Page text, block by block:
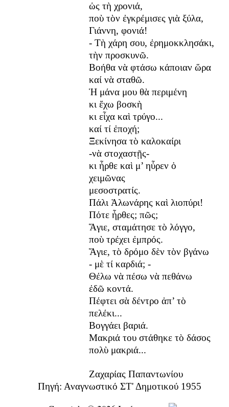
ὡς τὴ χρονιά,
ποὺ τὸν ἐγκρέμισες γιὰ ξύλα,
Γιάννη, φονιά!
- Τὴ χάρη σου, ἐρημοκκλησάκι,
τὴν προσκυνῶ.
Βοήθα νὰ φτάσω κάποιαν ὥρα
καί νὰ σταθῶ.
Ἡ μάνα μου θὰ περιμένη
κι ἔχω βοσκὴ
κι εἶχα καὶ τρύγο...
καί τί ἐποχή;
Ξεκίνησα τὸ καλοκαίρι
-νὰ στοχαστῇς-
κι ἦρθε καὶ μ’ ηὗρεν ὁ
χειμῶνας
μεσοστρατίς.
Πάλι Ἁλωνάρης καὶ λιοπύρι!
Πότε ἦρθες; πῶς;
Ἅγιε, σταμάτησε τὸ λόγγο,
ποὺ τρέχει ἐμπρός.
Ἅγιε, τὸ δρόμο δὲν τὸν βγάνω
- μὲ τί καρδιά; -
Θέλω νὰ πέσω νὰ πεθάνω
ἐδῶ κοντά.
Πέφτει σὰ δέντρο ἀπ’ τὸ
πελέκι...
Βογγάει βαριά.
Μακριά του στάθηκε τὸ δάσος
πολὺ μακριά...
Ζαχαρίας Παπαντωνίου
Πηγή: Αναγνωστικό ΣΤ' Δημοτικού 1955